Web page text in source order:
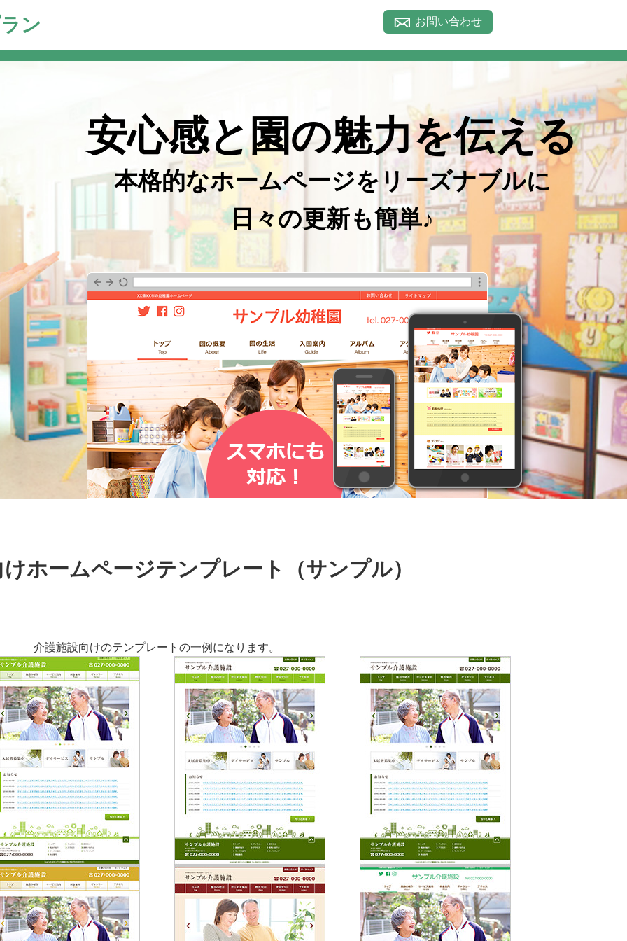
ン お問い合わせ
安心感と園の魅力を伝える
本格的なホームページを リーズナブルに
日々の更新も簡単♪
ホームページテンプレート（サンプル）
介護施設向けのテンプレートの一例になります。